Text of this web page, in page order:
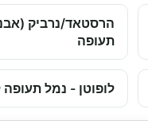
הרסטאד/נרביק
תעופה
לופוטן - נמל